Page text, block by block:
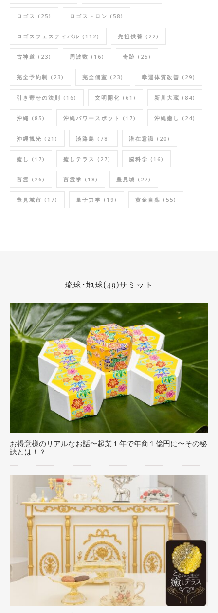
ロゴス (25) ロゴストロン (58)
ロゴスフェスティバル (112) 先祖供養 (22)
古神道 (23) 周波数 (16) 奇跡 (25)
完全予約制 (23) 完全個室 (23) 幸運体質改善 (29)
引き寄せの法則 (16) 文明開化 (61) 新川大蔵 (84)
沖縄 (85) 沖縄パワースポット (17) 沖縄癒し (24)
沖縄観光 (21) 淡路島 (78) 潜在意識 (20)
癒し (17) 癒しテラス (27) 脳科学 (16)
言霊 (26) 言霊学 (18) 豊見城 (27)
豊見城市 (17) 量子力学 (19) 黄金言葉 (55)
琉球･地球(49)サミット
お得意様のリアルなお話〜起業１年で年商１億円に〜その秘
訣とは！？